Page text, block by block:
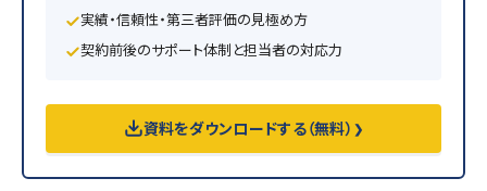
実績・信頼性・第三者評価の見極め方
契約前後のサポート体制と担当者の対応力
資料をダウンロードする（無料） ❯